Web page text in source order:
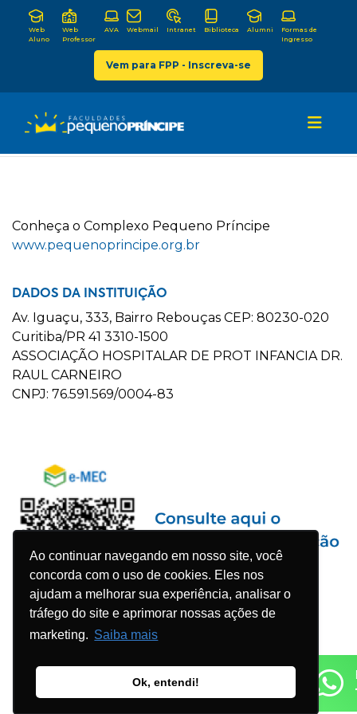
Ao continuar navegando em nosso site, você
concorda com o uso de cookies. Eles nos
ajudam a melhorar sua experiência, analisar o
tráfego do site e aprimorar nossas ações de
marketing. Saiba mais
Ok, entendi!
Web
Aluno
Web
Professor
AVA Webmail Intranet Biblioteca Alumni
Formas de
Ingresso
Vem para FPP - Inscreva-se
Conheça o Complexo Pequeno Príncipe
www.pequenoprincipe.org.br
DADOS DA INSTITUIÇÃO
Av. Iguaçu, 333, Bairro Rebouças CEP: 80230-020
Curitiba/PR 41 3310-1500
ASSOCIAÇÃO HOSPITALAR DE PROT INFANCIA DR.
RAUL CARNEIRO
CNPJ: 76.591.569/0004-83
© 2023 Faculdade Pequeno Príncipe - Todos os direitos